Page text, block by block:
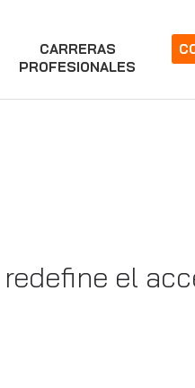
CARRERAS
PROFESIONALES
el